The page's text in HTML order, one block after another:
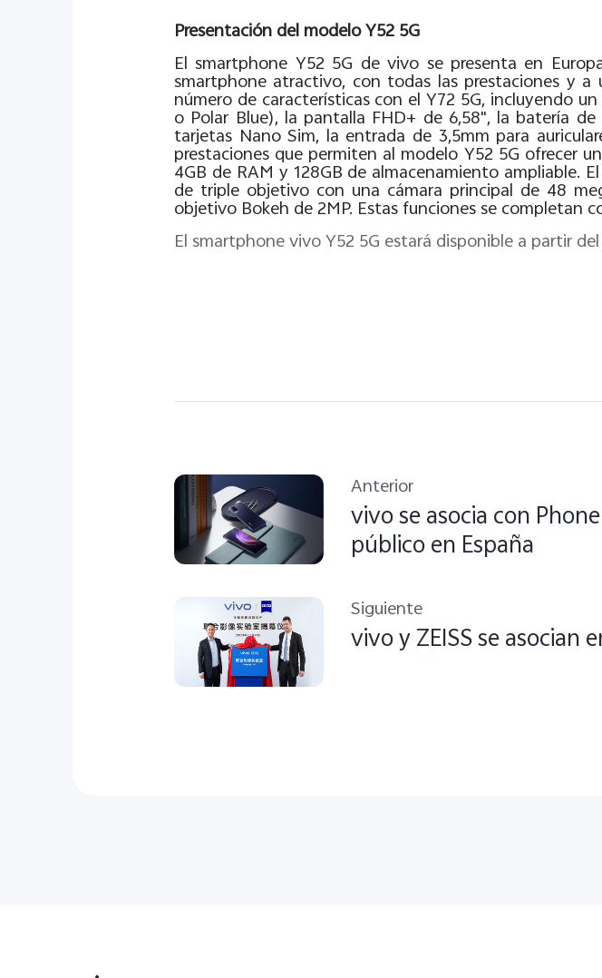
Presentación del modelo Y52 5G
El smartphone Y52 5G de vivo se presenta en
smartphone atractivo, con todas las prestaciones y
número de características con el Y72 5G, incluyendo
o Polar Blue), la pantalla FHD+ de 6,58", la batería
tarjetas Nano Sim, la entrada de 3,5mm para
prestaciones que permiten al modelo Y52 5G ofrecer
4GB de RAM y 128GB de almacenamiento ampliable.
de triple objetivo con una cámara principal de 48
objetivo Bokeh de 2MP. Estas funciones se completan
El smartphone vivo Y52 5G estará disponible a partir
Anterior
vivo se asocia con
público en España
Siguiente
vivo y ZEISS se